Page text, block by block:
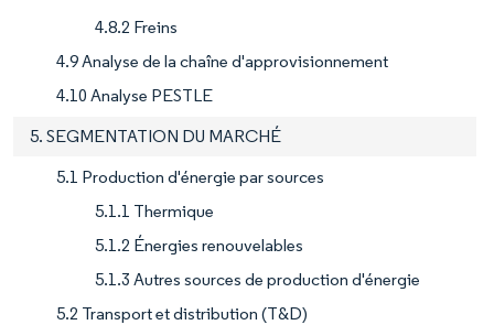
4.8.2 Freins
4.9 Analyse de la chaîne d'approvisionnement
4.10 Analyse PESTLE
5. SEGMENTATION DU MARCHÉ
5.1 Production d'énergie par sources
5.1.1 Thermique
5.1.2 Énergies renouvelables
5.1.3 Autres sources de production d'énergie
5.2 Transport et distribution (T&D)